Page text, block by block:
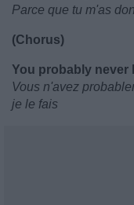
Parce que tu m'as
(Chorus)
You probably never
Vous n'avez
je le fais